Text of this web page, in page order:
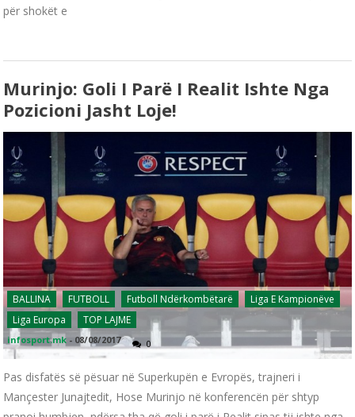
për shokët e
Murinjo: Goli I Parë I Realit Ishte Nga
Pozicioni Jasht Loje!
BALLINA FUTBOLL Futboll Ndërkombëtarë
Liga E Kampionëve
Liga Europa
TOP LAJME
infosport.mk - 08/08/2017 0
Pas disfatës së pësuar në Superkupën e Evropës, trajneri i
Mançester Junajtedit, Hose Murinjo në konferencën për shtyp